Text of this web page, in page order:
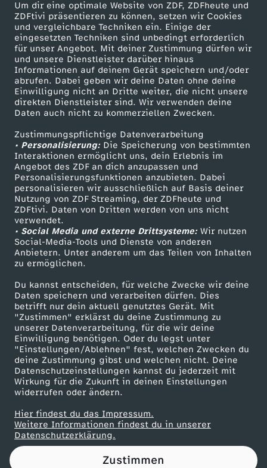
Um dir eine optimale Website von ZDF, ZDFheute und
ZDFtivi präsentieren zu können, setzen wir Cookies
und vergleichbare Techniken ein. Einige der
eingesetzten Techniken sind unbedingt erforderlich
für unser Angebot. Mit deiner Zustimmung dürfen wir
und unsere Dienstleister darüber hinaus
Informationen auf deinem Gerät speichern und/oder
abrufen. Dabei geben wir deine Daten ohne deine
Einwilligung nicht an Dritte weiter, die nicht unsere
direkten Dienstleister sind. Wir verwenden deine
Daten auch nicht zu kommerziellen Zwecken.
Zustimmungspflichtige Datenverarbeitung
• Personalisierung:Die Speicherung von bestimmten
Interaktionen ermöglicht uns, dein Erlebnis im
Angebot des ZDF an dich anzupassen und
Personalisierungsfunktionen anzubieten. Dabei
personalisieren wir ausschließlich auf Basis deiner
Nutzung von ZDF Streaming, der ZDFheute und
ZDFtivi. Daten von Dritten werden von uns nicht
verwendet.
• Social Media und externe Drittsysteme:Wir nutzen
Social-Media-Tools und Dienste von anderen
Anbietern. Unter anderem um das Teilen von Inhalten
zu ermöglichen.
Du kannst entscheiden, für welche Zwecke wir deine
Daten speichern und verarbeiten dürfen. Dies
betrifft nur dein aktuell genutztes Gerät. Mit
"Zustimmen" erklärst du deine Zustimmung zu
unserer Datenverarbeitung, für die wir deine
Einwilligung benötigen. Oder du legst unter
"Einstellungen/Ablehnen" fest, welchen Zwecken du
deine Zustimmung gibst und welchen nicht. Deine
Datenschutzeinstellungen kannst du jederzeit mit
Wirkung für die Zukunft in deinen Einstellungen
widerrufen oder ändern.
Hier findest du das Impressum.
Weitere Informationen findest du in unserer
Datenschutzerklärung.
Zustimmen
o
t
a
u
ß
e
r
P
u
s
t
e
Mehr ZDF
ZDF-Apps
Smart TV
ZDFtext
Livestreams
Sendungen A-Z
TV-Programm
Service
ZDFmitreden
Kontakt zum ZDF
Tickets
Zuschauerservice
Hilfe
ZDF Unternehmen
Karriere
ZDF goes Schule
Werbefernsehen
Mainzelmännchen
Partner